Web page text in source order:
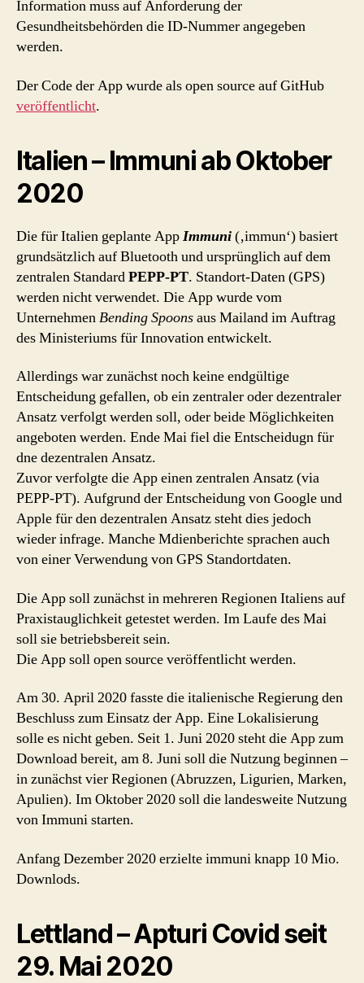
Information muss auf Anforderung der
Gesundheitsbehörden die ID-Nummer angegeben
werden.
Der Code der App wurde als open source auf GitHub
veröffentlicht.
Italien – Immuni ab Oktober
2020
Die für Italien geplante AppImmuni(‚immun‘) basiert
grundsätzlich auf Bluetooth und ursprünglich auf dem
zentralen StandardPEPP-PT. Standort-Daten (GPS)
werden nicht verwendet. Die App wurde vom
UnternehmenBending Spoonsaus Mailand im Auftrag
des Ministeriums für Innovation entwickelt.
Allerdings war zunächst noch keine endgültige
Entscheidung gefallen, ob ein zentraler oder dezentraler
Ansatz verfolgt werden soll, oder beide Möglichkeiten
angeboten werden. Ende Mai fiel die Entscheidugn für
dne dezentralen Ansatz.
Zuvor verfolgte die App einen zentralen Ansatz (via
PEPP-PT). Aufgrund der Entscheidung von Google und
Apple für den dezentralen Ansatz steht dies jedoch
wieder infrage. Manche Mdienberichte sprachen auch
von einer Verwendung von GPS Standortdaten.
Die App soll zunächst in mehreren Regionen Italiens auf
Praxistauglichkeit getestet werden. Im Laufe des Mai
soll sie betriebsbereit sein.
Die App soll open source veröffentlicht werden.
Am 30. April 2020 fasste die italienische Regierung den
Beschluss zum Einsatz der App. Eine Lokalisierung
solle es nicht geben. Seit 1. Juni 2020 steht die App zum
Download bereit, am 8. Juni soll die Nutzung beginnen –
in zunächst vier Regionen (Abruzzen, Ligurien, Marken,
Apulien). Im Oktober 2020 soll die landesweite Nutzung
von Immuni starten.
Anfang Dezember 2020 erzielte immuni knapp 10 Mio.
Downlods.
Lettland – Apturi Covid seit
29. Mai 2020